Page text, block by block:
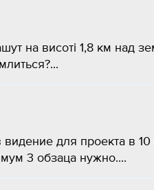
на висоті 1,8 км над
видение для проекта в
3 обзаца нужно....